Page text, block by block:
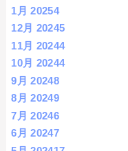
1月 20254
12月 20245
11月 20244
10月 20244
9月 20248
8月 20249
7月 20246
6月 20247